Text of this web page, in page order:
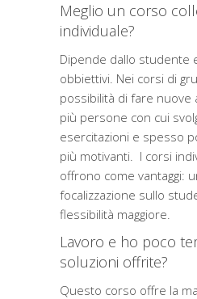
Meglio un corso
individuale?
Dipende dallo studente
obbiettivi. Nei corsi di
possibilità di fare nuove
più persone con cui
esercitazioni e spesso
più motivanti. I corsi
offrono come vantaggi:
focalizzazione sullo
flessibilità maggiore.
Lavoro e ho poco
soluzioni offrite?
Questo corso offre la